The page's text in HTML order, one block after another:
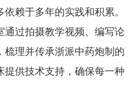
赖于多年的实践和积累。
通过拍摄教学视频、编写论
梳理并传承浙派中药炮制的
提供技术支持，确保每一种